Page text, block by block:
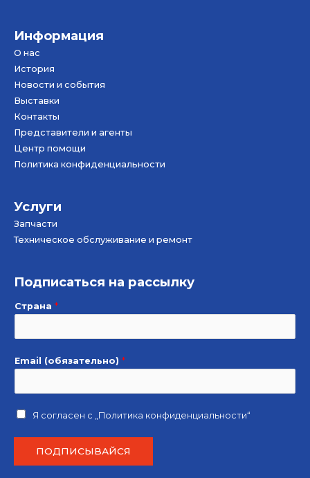
Информация
О нас
История
Новости и события
Bыставки
Контакты
Представители и агенты
Центр помощи
Политика конфиденциальности
Услуги
Запчасти
Техническое обслуживание и ремонт
Подписаться на рассылку
Страна *
Email (обязательно) *
Я согласен с „Политика конфиденциальности“
ПОДПИСЫВАЙСЯ